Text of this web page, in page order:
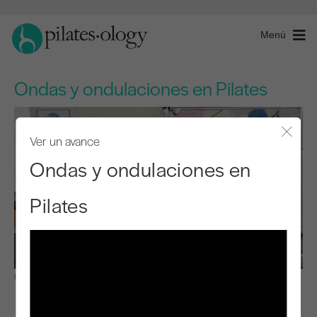
Menú
Ondas y ondulaciones en Pilates
Ver un avance
Ondas y ondulaciones en
Pilates
Observar y aprender